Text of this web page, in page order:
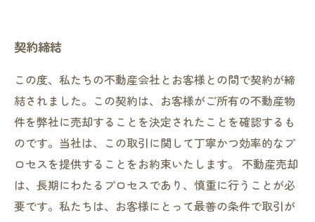
契約締結
この度、私たちの不動産会社とお客様との間で契約が締
結されました。この契約は、お客様がご所有の不動産物
件を弊社に売却することを決定されたことを確認するも
のです。当社は、この取引に関して丁寧かつ効率的なプ
ロセスを提供することをお約束いたします。 不動産売却
は、長期にわたるプロセスであり、慎重に行うことが必
要です。私たちは、お客様にとって最善の条件で取引が